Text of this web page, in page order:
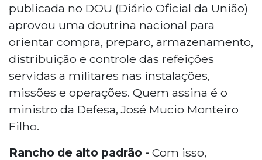
publicada no DOU (Diário Oficial da União)
aprovou uma doutrina nacional para
orientar compra, preparo, armazenamento,
distribuição e controle das refeições
servidas a militares nas instalações,
missões e operações. Quem assina é o
ministro da Defesa, José Mucio Monteiro
Filho.
Rancho de alto padrão - Com isso,